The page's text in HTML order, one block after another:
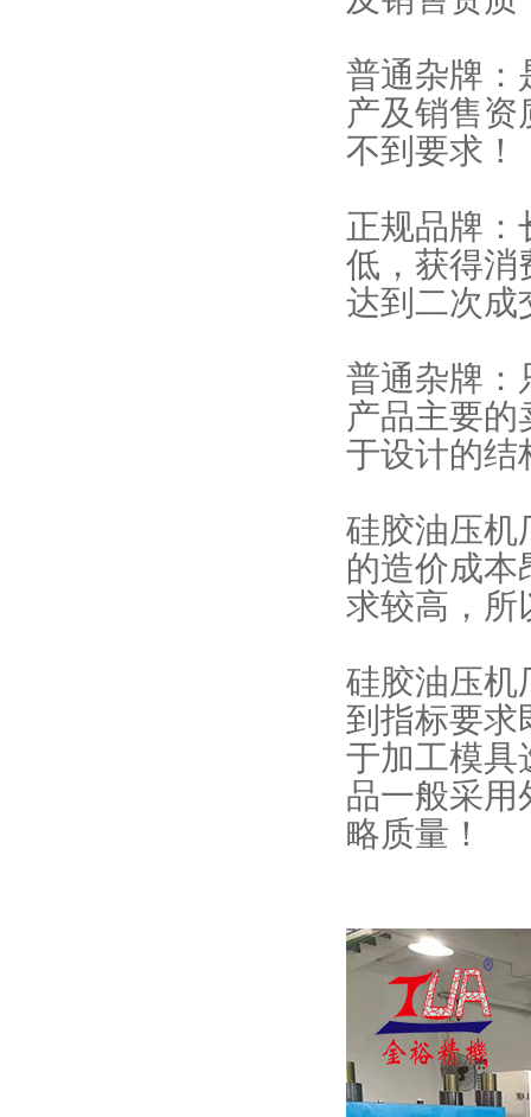
普通杂牌：
产及销售资
不到要求！
正规品牌：
低，获得消
达到二次成
普通杂牌：
产品主要的
于设计的结
硅胶油压机
的造价成本
求较高，所
硅胶油压机
到指标要求
于加工模具
品一般采用
略质量！